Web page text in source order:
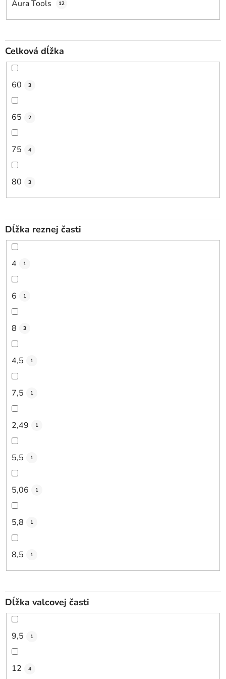
Aura Tools 12
Celková dĺžka
60 3
65 2
75 4
80 3
Dĺžka reznej časti
4 1
6 1
8 3
4,5 1
7,5 1
2,49 1
5,5 1
5,06 1
5,8 1
8,5 1
Dĺžka valcovej časti
9,5 1
12 4